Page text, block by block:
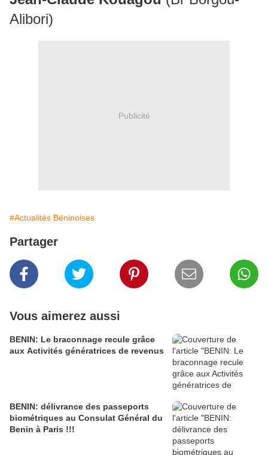
Alibori)
Publicité
#Actualités Béninoises
Partager
Vous aimerez aussi
BENIN: Le braconnage recule grâce
aux Activités génératrices de revenus
BENIN: délivrance des passeports
biométriques au Consulat Général du
Benin à Paris !!!